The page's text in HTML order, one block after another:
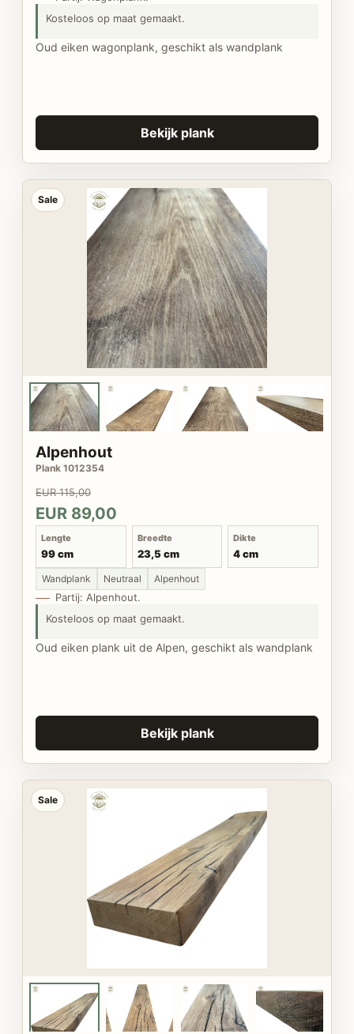
Kosteloos op maat gemaakt.
Oud eiken wagonplank, geschikt als wandplank
Bekijk plank
Sale
Alpenhout
Plank 1012354
EUR 115,00
EUR 89,00
Lengte
99 cm
Breedte
23,5 cm
Dikte
4 cm
Wandplank Neutraal Alpenhout
Partij: Alpenhout.
Kosteloos op maat gemaakt.
Oud eiken plank uit de Alpen, geschikt als wandplank
Bekijk plank
Sale